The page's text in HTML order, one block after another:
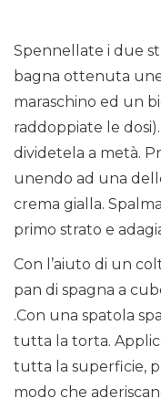
Spennellate i due
bagna ottenuta
maraschino ed un
raddoppiate le
dividetela a metà.
unendo ad una
crema gialla.
primo strato e
Con l’aiuto di un
pan di spagna a
.Con una spatola
tutta la torta.
tutta la superficie,
modo che